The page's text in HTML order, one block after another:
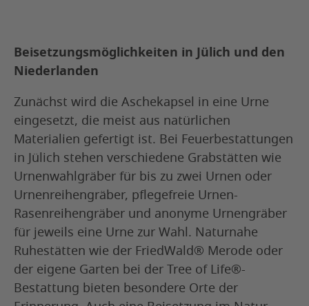
Beisetzungsmöglichkeiten in Jülich und den
Niederlanden
Zunächst wird die Aschekapsel in eine Urne
eingesetzt, die meist aus natürlichen
Materialien gefertigt ist. Bei Feuerbestattungen
in Jülich stehen verschiedene Grabstätten wie
Urnenwahlgräber für bis zu zwei Urnen oder
Urnenreihengräber, pflegefreie Urnen-
Rasenreihengräber und anonyme Urnengräber
für jeweils eine Urne zur Wahl. Naturnahe
Ruhestätten wie der FriedWald® Merode oder
der eigene Garten bei der Tree of Life®-
Bestattung bieten besondere Orte der